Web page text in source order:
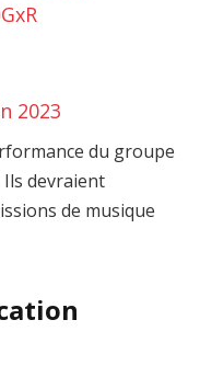
2023
du groupe
Ils devraient
de musique